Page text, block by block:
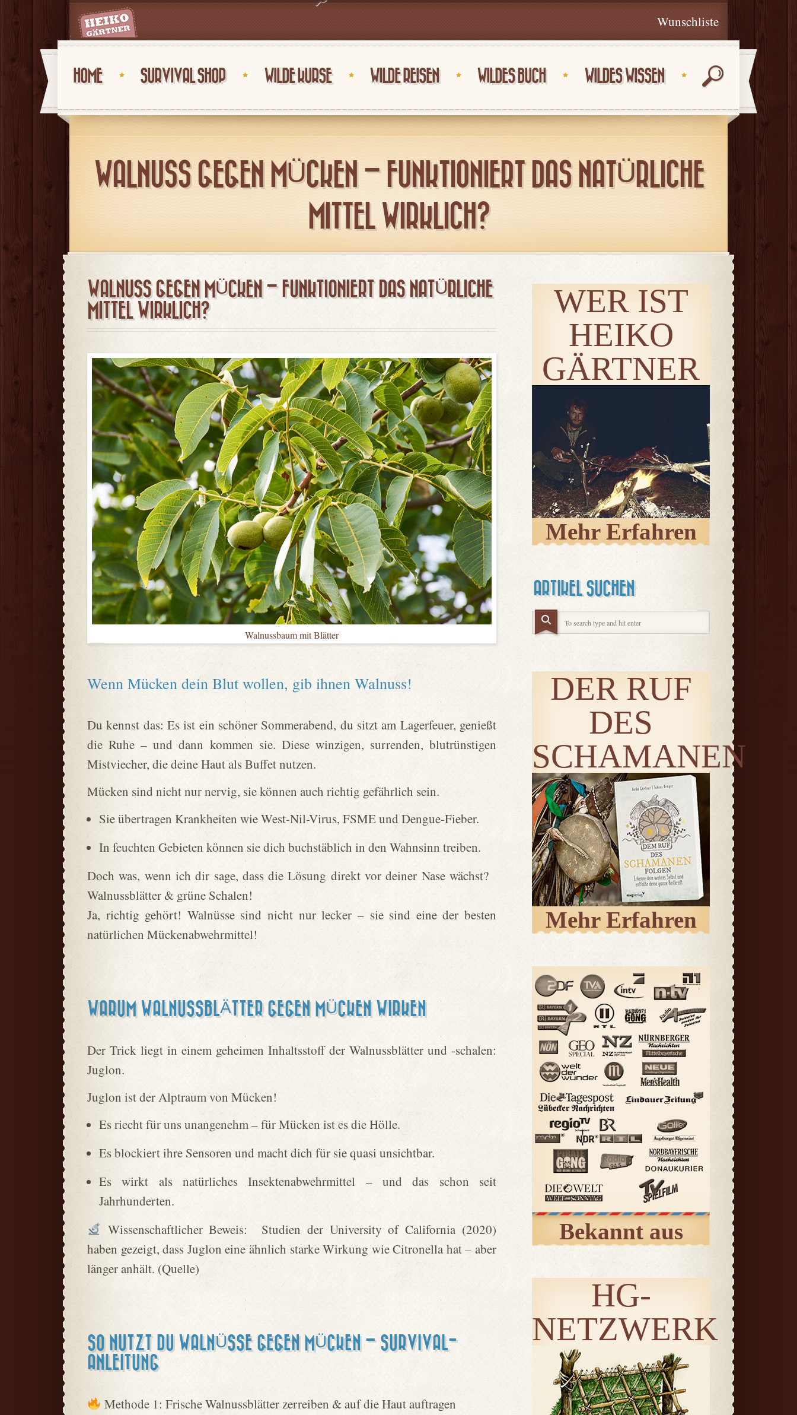
Wunschliste
;
HOME SURVIVAL SHOP WILDE KURSE WILDE REISEN WILDES BUCH WILDES WISSEN
WALNUSS GEGEN MÜCKEN – FUNKTIONIERT DAS NATÜRLICHE
MITTEL WIRKLICH?
WALNUSS GEGEN MÜCKEN – FUNKTIONIERT DAS NATÜRLICHE
MITTEL WIRKLICH?
Walnussbaum mit Blätter
Wenn Mücken dein Blut wollen, gib ihnen Walnuss!
Du kennst das: Es ist ein schöner Sommerabend, du sitzt am Lagerfeuer, genießt
die Ruhe – und dann kommen sie. Diese winzigen, surrenden, blutrünstigen
Mistviecher, die deine Haut als Buffet nutzen.
Mücken sind nicht nur nervig, sie können auch richtig gefährlich sein.
Sie übertragen Krankheiten wie West-Nil-Virus, FSME und Dengue-Fieber.
In feuchten Gebieten können sie dich buchstäblich in den Wahnsinn treiben.
Doch was, wenn ich dir sage, dass die Lösung direkt vor deiner Nase wächst?
Walnussblätter & grüne Schalen!
Ja, richtig gehört! Walnüsse sind nicht nur lecker – sie sind eine der besten
natürlichen Mückenabwehrmittel!
WARUM WALNUSSBLÄTTER GEGEN MÜCKEN WIRKEN
Der Trick liegt in einem geheimen Inhaltsstoff der Walnussblätter und -schalen:
Juglon.
Juglon ist der Alptraum von Mücken!
Es riecht für uns unangenehm – für Mücken ist es die Hölle.
Es blockiert ihre Sensoren und macht dich für sie quasi unsichtbar.
Es wirkt als natürliches Insektenabwehrmittel – und das schon seit
Jahrhunderten.
Wissenschaftlicher Beweis: Studien der University of California (2020)
haben gezeigt, dass Juglon eine ähnlich starke Wirkung wie Citronella hat – aber
länger anhält. (Quelle)
SO NUTZT DU WALNÜSSE GEGEN MÜCKEN – SURVIVAL-
ANLEITUNG
Methode 1: Frische Walnussblätter zerreiben & auf die Haut auftragen
WER IST
HEIKO
GÄRTNER
Mehr Erfahren
ARTIKEL SUCHEN
DER RUF
DES
SCHAMANEN
Mehr Erfahren
Bekannt aus
HG-
NETZWERK